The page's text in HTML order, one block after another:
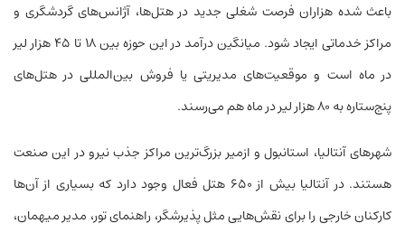
باعث شده هزاران فرصت شغلی جدید در هتل‌ها، آژانس‌های گردشگری و
مراکز خدماتی ایجاد شود. میانگین درآمد در این حوزه بین ۱۸ تا ۴۵ هزار لیر
در ماه است و موقعیت‌های مدیریتی یا فروش بین‌المللی در هتل‌های
پنج‌ستاره به ۸۰ هزار لیر در ماه هم می‌رسند.
شهرهای آنتالیا، استانبول و ازمیر بزرگ‌ترین مراکز جذب نیرو در این صنعت
هستند. در آنتالیا بیش از ۶۵۰ هتل فعال وجود دارد که بسیاری از آن‌ها
کارکنان خارجی را برای نقش‌هایی مثل پذیرشگر، راهنمای تور، مدیر میهمان،